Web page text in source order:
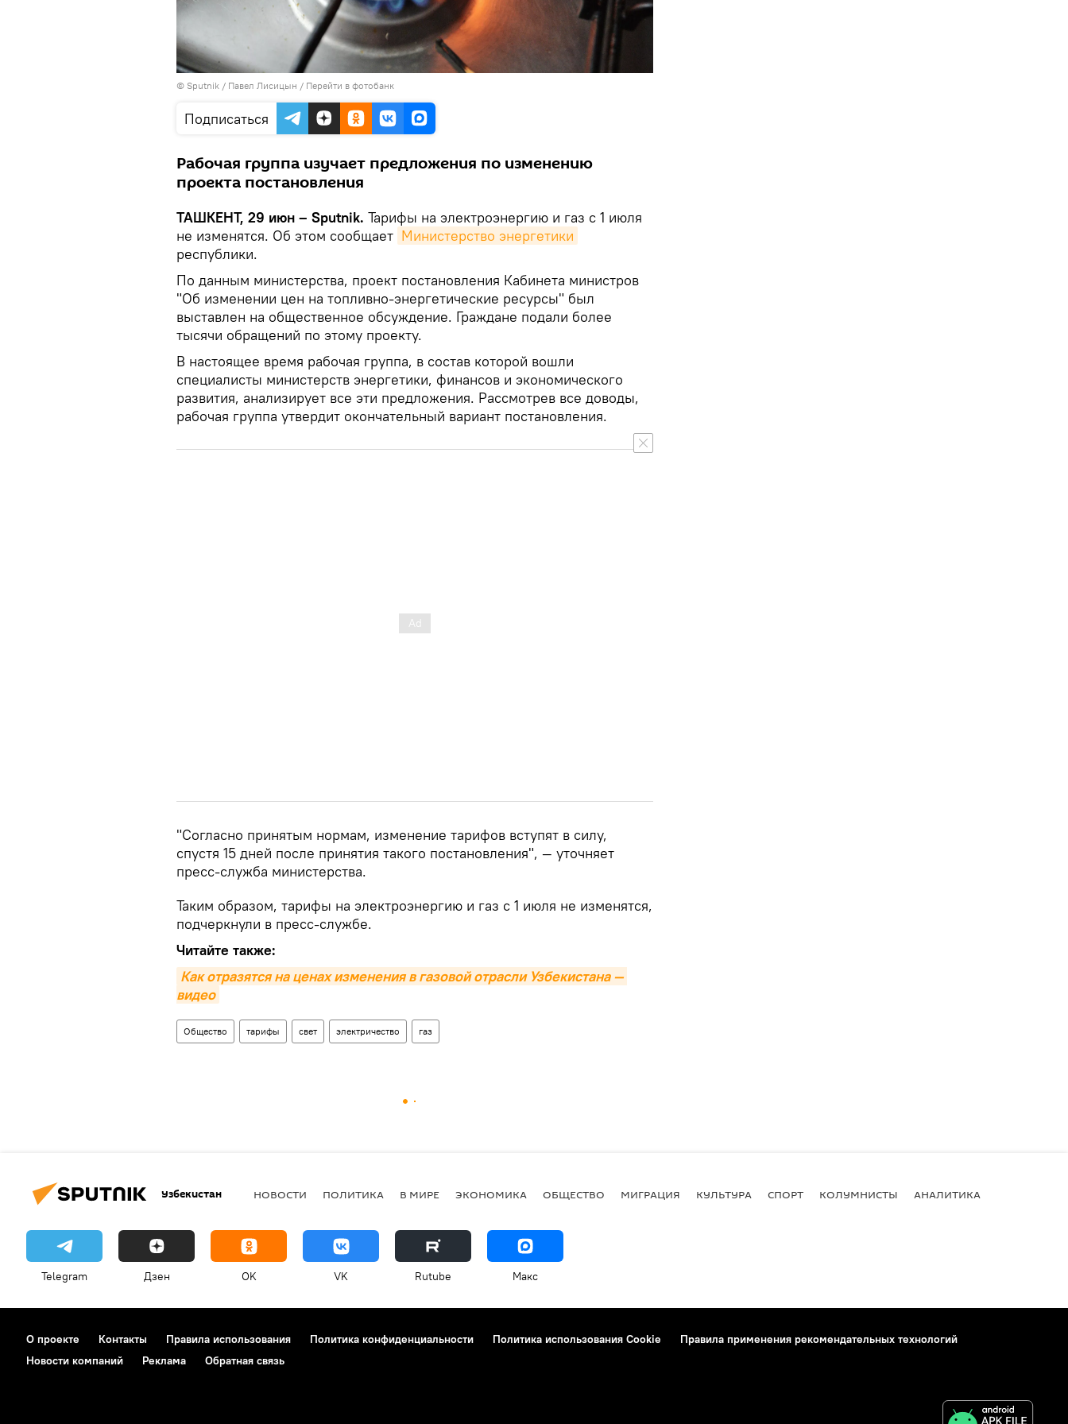
© Sputnik / Павел Лисицын / Перейти в фотобанк
Подписаться
Рабочая группа изучает предложения по изменению
проекта постановления
ТАШКЕНТ, 29 июн – Sputnik. Тарифы на электроэнергию и газ с 1 июля
не изменятся. Об этом сообщает Министерство энергетики
республики.
По данным министерства, проект постановления Кабинета министров
"Об изменении цен на топливно-энергетические ресурсы" был
выставлен на общественное обсуждение. Граждане подали более
тысячи обращений по этому проекту.
В настоящее время рабочая группа, в состав которой вошли
специалисты министерств энергетики, финансов и экономического
развития, анализирует все эти предложения. Рассмотрев все доводы,
рабочая группа утвердит окончательный вариант постановления.
"Согласно принятым нормам, изменение тарифов вступят в силу,
спустя 15 дней после принятия такого постановления", — уточняет
пресс-служба министерства.
Таким образом, тарифы на электроэнергию и газ с 1 июля не изменятся,
подчеркнули в пресс-службе.
Читайте также:
Как отразятся на ценах изменения в газовой отрасли Узбекистана —
видео
Общество тарифы свет электричество газ
Узбекистан НОВОСТИ ПОЛИТИКА В МИРЕ ЭКОНОМИКА ОБЩЕСТВО МИГРАЦИЯ КУЛЬТУРА СПОРТ КОЛУМНИСТЫ АНАЛИТИКА
Telegram Дзен OK VK Rutube Макс
О проекте Контакты Правила использования Политика конфиденциальности Политика использования Cookie
Правила применения рекомендательных технологий
Новости компаний
Реклама Обратная связь